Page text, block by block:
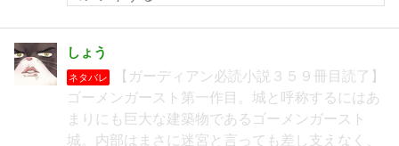
しょう
ネタバレ
【ガーディアン必読小説３５９冊目読了】
ゴーメンガースト第一作目。城と呼称するにはあ
まりにも巨大な建築物であるゴーメンガースト
城。内部はまさに迷宮と言っても差し支えなく、